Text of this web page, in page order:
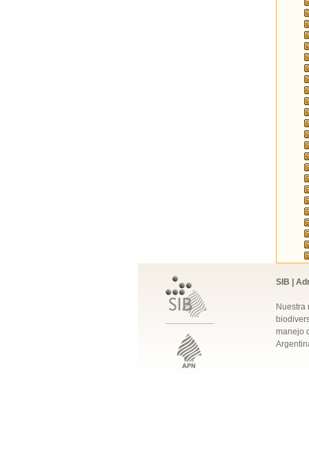
SIB |
Nuestra
manejo